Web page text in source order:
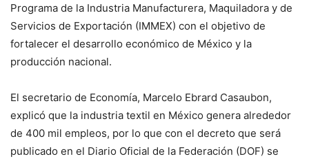
Programa de la Industria Manufacturera, Maquiladora y de
Servicios de Exportación (IMMEX) con el objetivo de
fortalecer el desarrollo económico de México y la
producción nacional.
El secretario de Economía, Marcelo Ebrard Casaubon,
explicó que la industria textil en México genera alrededor
de 400 mil empleos, por lo que con el decreto que será
publicado en el Diario Oficial de la Federación (DOF) se